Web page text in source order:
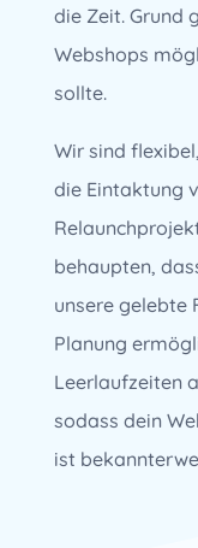
die Zeit. Grund
Webshops
sollte.
Wir sind
die Eintaktung
behaupten,
unsere gelebte
Planung
Leerlaufzeiten
sodass dein
ist